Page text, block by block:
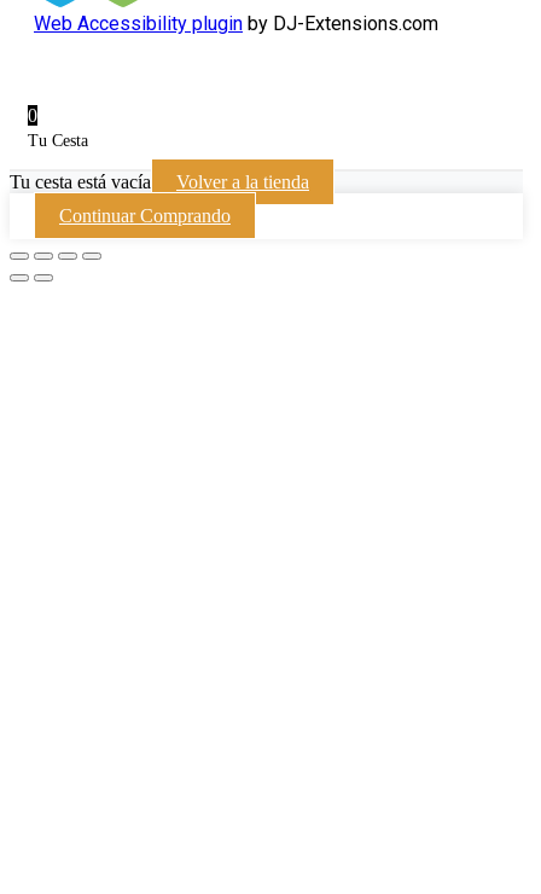
Web Accessibility plugin by DJ-Extensions.com
0
Tu Cesta
Tu cesta está vacía
Volver a la tienda
Continuar Comprando